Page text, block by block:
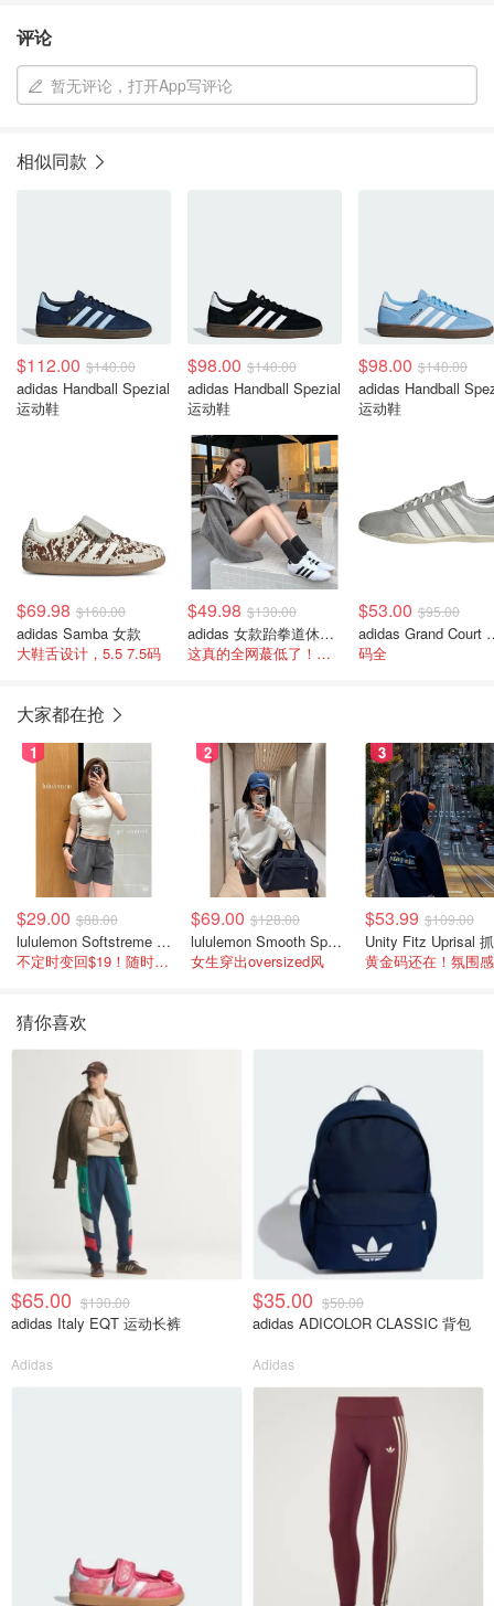
评论
暂无评论，打开App写评论
相似同款
$112.00 $140.00
adidas Handball Spezial
运动鞋
$98.00 $140.00
adidas Handball Spezial
运动鞋
$98.00 $140.00
adidas Handball
运动鞋
$69.98 $160.00
adidas Samba 女款
大鞋舌设计，5.5 7.5码
$49.98 $130.00
adidas 女款跆拳道休闲鞋 白黑色
这真的全网蕞低了！！还有热门码捡漏
$53.00 $95.00
adidas
码全
大家都在抢
1
$29.00 $88.00
lululemon Softstreme 女士高腰短裤 10cm
不定时变回$19！随时点进来看
2
$69.00 $128.00
lululemon Smooth Spacer 经典卫衣
女生穿出oversized风
3
$53.99 $109.00
猜你喜欢
$65.00 $130.00
adidas Italy EQT 运动长裤
Adidas
$35.00 $50.00
adidas ADICOLOR CLASSIC 背包
Adidas